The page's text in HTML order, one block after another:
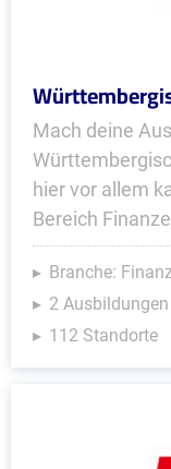
Mach deine
hier vor allem
Bereich
Branche:
2 Ausbildungen
112 Standorte